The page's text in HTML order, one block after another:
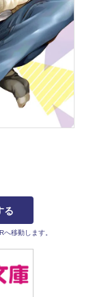
る
移動します。